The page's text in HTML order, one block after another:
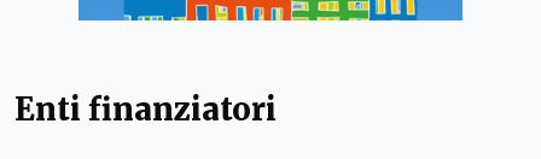
Enti finanziatori